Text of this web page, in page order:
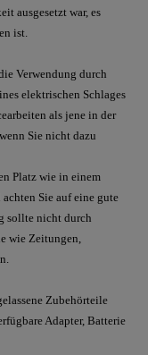
ausgesetzt war, es
ist.
Verwendung durch
elektrischen Schlages
als jene in der
Sie nicht dazu
Platz wie in einem
Sie auf eine gute
sollte nicht durch
wie Zeitungen,
Zubehörteile
Adapter, Batterie